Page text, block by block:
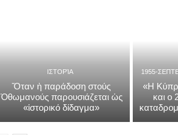
ΙΣΤΟΡΊΑ
Ὅταν ἡ παράδοση στούς
Ὀθωμανούς παρουσιάζεται ὡς
«ἱστορικό δίδαγμα»
1955-
«Η
και ο